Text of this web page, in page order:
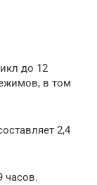
до 12
в том
2,4
часов.